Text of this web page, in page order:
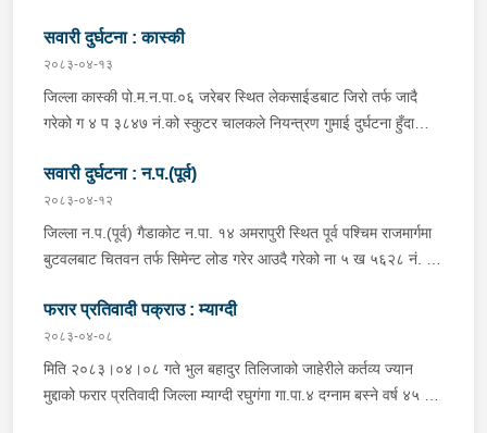
भइरहेको ।
जिल्ला गोरखा सहिदलखन गा.पा.१ बक्राङ बस्ने वर्ष ३४ को विवश वि.क,
सवार वर्ष २७ को शंकर बिश्वकर्मा, शंकर वि.क को छोरी १५ महिनाकी प्रभा
विश्वकर्मा, बस चालक जिल्ला गोरखा पालुङटार न.पा.६ बस्ने वर्ष ३० को
मिलन गुरुङ. गोरखा न.पा.१३ देउराली बस्ने वर्ष ४२ को कृष्णा राम नराल
पठाएको ।
सवारी दुर्घटना : कास्की
२०८३-०४-१३
जिल्ला कास्की पो.म.न.पा.०६ जरेबर स्थित लेकसाईडबाट जिरो तर्फ जादै
गरेको ग ४ प ३८४७ नं.को स्कुटर चालकले नियन्त्रण गुमाई दुर्घटना हुँदा
अर्चलबोट बस्ने बर्ष २४ कि शान्ति नेपाली घाईते भई उपचारको लागि G.M.C
अस्पताल पठाइएको ।
सवारी दुर्घटना : न.प.(पूर्व)
२०८३-०४-१२
जिल्ला न.प.(पूर्व) गैडाकोट न.पा. १४ अमरापुरी स्थित पूर्व पश्चिम राजमार्गमा
बुटवलबाट चितवन तर्फ सिमेन्ट लोड गरेर आउदै गरेको ना ५ ख ५६२८ नं. को
प ८९४३ नं. को मोटरसाइकल एक आपसमा ठक्कर खाई दुर्घटना हुँदा
मोटरसाइकल चालक जिल्ला मोरङ बिराटनगर म.न.पा. वडा न. १३ बस्ने बर्ष
३० को अभिषेक कुमार पण्डित घाईते भई उपचारको लागी एलआईभ अस्पताल
चितवन पठाएको, मोटरसाइकल,ट्रक र ट्रक चालक जिल्ला न.प.पुर्व देवचुली
फरार प्रतिवादी पक्राउ : म्याग्दी
२०८३-०४-०८
मिति २०८३।०४।०८ गते भुल बहादुर तिलिजाको जाहेरीले कर्तव्य ज्यान
मुद्दाको फरार प्रतिवादी जिल्ला म्याग्दी रघुगंगा गा.पा.४ दग्नाम बस्ने वर्ष ४५ को